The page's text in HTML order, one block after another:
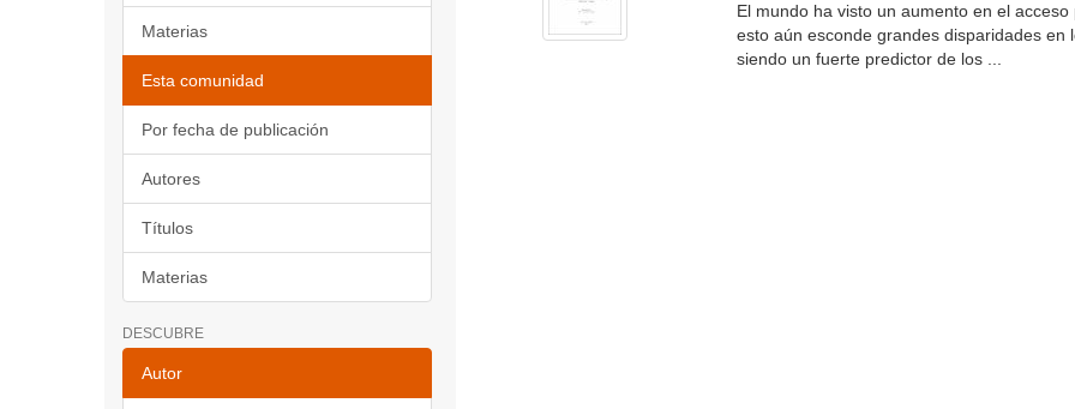
Materias
Esta comunidad
Por fecha de publicación
Autores
Títulos
Materias
DESCUBRE
Autor
El mundo ha visto un aumento en el
esto aún esconde grandes disparidades en
siendo un fuerte predictor de los ...